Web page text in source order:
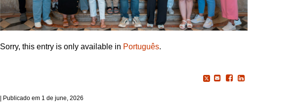
Sorry, this entry is only available in Português.
1 de june, 2026